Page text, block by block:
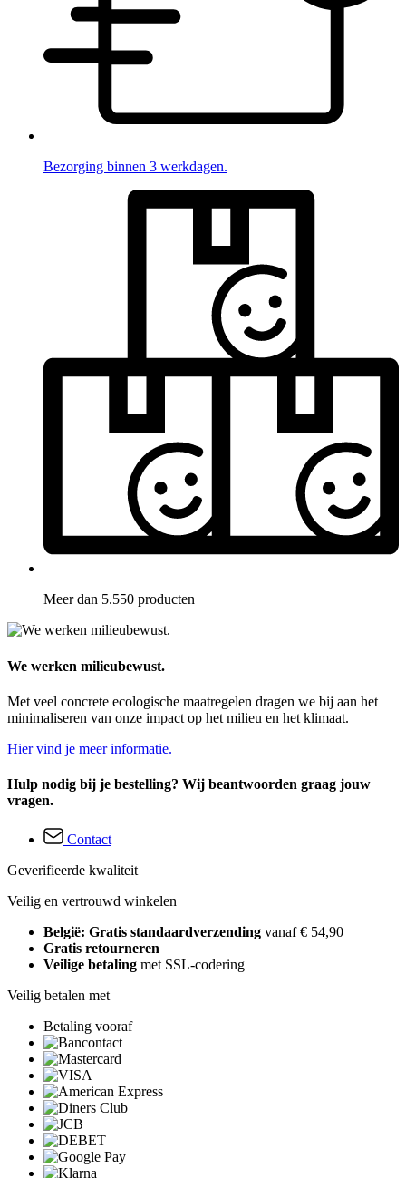
Bezorging binnen 3 werkdagen.
Meer dan 5.550 producten
We werken milieubewust.
Met veel concrete ecologische maatregelen dragen we bij aan het
minimaliseren van onze impact op het milieu en het klimaat.
Hier vind je meer informatie.
Hulp nodig bij je bestelling? Wij beantwoorden graag jouw
vragen.
Contact
Geverifieerde kwaliteit
Veilig en vertrouwd winkelen
België: Gratis standaardverzending vanaf € 54,90
Gratis retourneren
Veilige betaling met SSL-codering
Veilig betalen met
Betaling vooraf